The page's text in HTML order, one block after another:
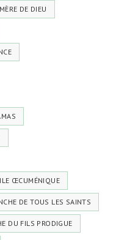
DE DIEU
ŒCUMÉNIQUE
DE TOUS LES SAINTS
DU FILS PRODIGUE